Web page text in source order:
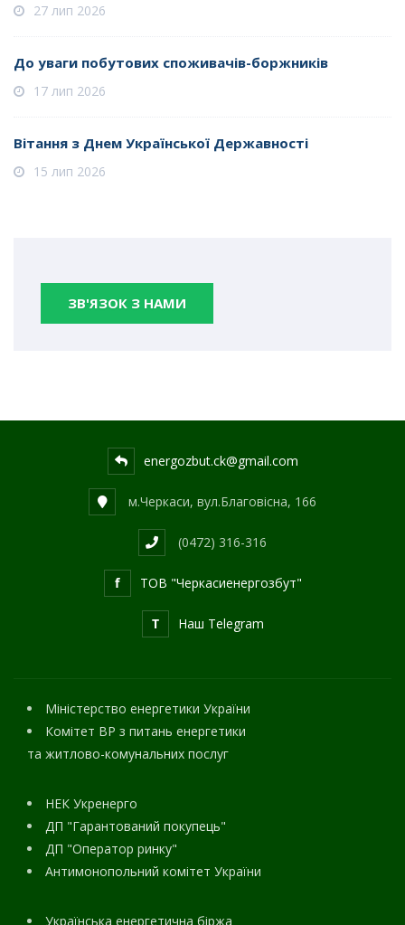
27 лип 2026
До уваги побутових споживачів-боржників
17 лип 2026
Вітання з Днем Української Державності
15 лип 2026
ЗВ'ЯЗОК З НАМИ
energozbut.ck@gmail.com
м.Черкаси, вул.Благовісна, 166
(0472) 316-316
f ТОВ "Черкасиенергозбут"
T Наш Telegram
Міністерство енергетики України
Комітет ВР з питань енергетики
та житлово-комунальних послуг
НЕК Укренерго
ДП "Гарантований покупець"
ДП "Оператор ринку"
Антимонопольний комітет України
Українська енергетична біржа